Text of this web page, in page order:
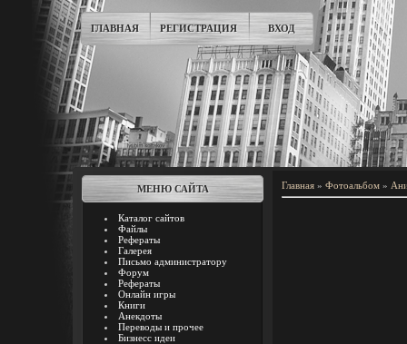
ГЛАВНАЯ РЕГИСТРАЦИЯ ВХОД
МЕНЮ САЙТА
Каталог сайтов
Файлы
Рефераты
Галерея
Письмо администратору
Форум
Рефераты
Онлайн игры
Книги
Анекдоты
Переводы и прочее
Бизнесс идеи
Главная » Фотоальбом »